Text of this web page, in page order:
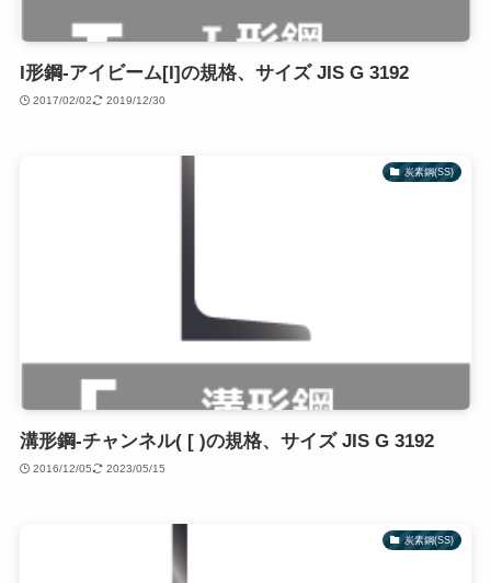
I形鋼-アイビーム[I]の規格、サイズ JIS G 3192
2017/02/02 2019/12/30
炭素鋼(SS)
溝形鋼-チャンネル( [ )の規格、サイズ JIS G 3192
2016/12/05 2023/05/15
炭素鋼(SS)